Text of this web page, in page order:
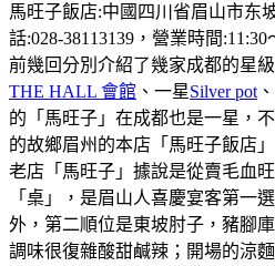
馬旺子飯店:中國四川省眉山市东
話:028-38113139，營業時間:11:30
前幾回分別介紹了幾家成都的星
THE HALL 會館 、一星Silver pot
的「馬旺子」在成都也是一星，
的故鄉眉州的本店「馬旺子飯店
老店「馬旺子」據說是從賣毛血
「桌」，是眉山人喜慶宴客第一
外，第二順位是東坡肘子，豬腳
調味很復雜酸甜鹹辣；開場的涼